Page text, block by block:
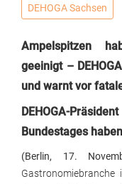
DEHOGA Sachsen
Ampelspitzen
geeinigt –
und warnt vor
DEHOGA-
Bundestages
(Berlin, 17.